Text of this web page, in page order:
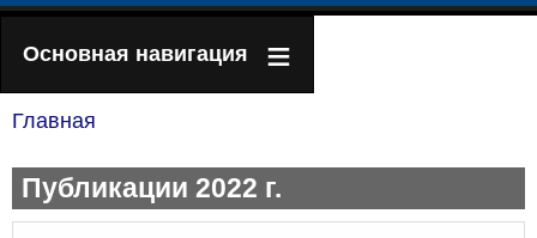
Основная навигация
навигации
Главная
Публикации 2022 г.